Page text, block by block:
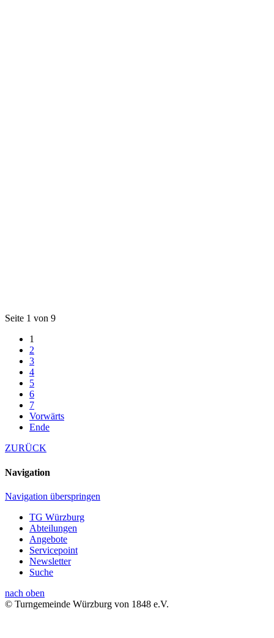
Seite 1 von 9
1
2
3
4
5
6
7
Vorwärts
Ende
ZURÜCK
Navigation
Navigation überspringen
TG Würzburg
Abteilungen
Angebote
Servicepoint
Newsletter
Suche
nach oben
© Turngemeinde Würzburg von 1848 e.V.